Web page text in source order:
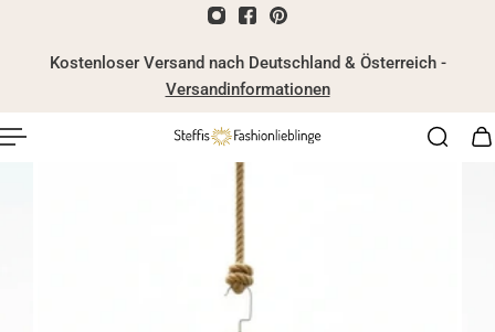
Kostenloser Versand nach Deutschland & Österreich -
Versandinformationen